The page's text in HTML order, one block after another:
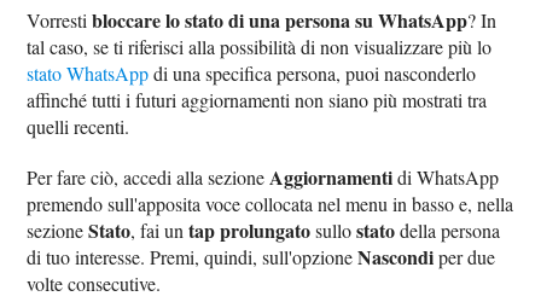
Vorrestibloccare lo stato di una persona su WhatsApp? In
tal caso, se ti riferisci alla possibilità di non visualizzare più lo
stato WhatsAppdi una specifica persona, puoi nasconderlo
affinché tutti i futuri aggiornamenti non siano più mostrati tra
quelli recenti.
Per fare ciò, accedi alla sezione Aggiornamentidi WhatsApp
premendo sull'apposita voce collocata nel menu in basso e, nella
sezioneStato, fai untap prolungatosullostatodella persona
di tuo interesse. Premi, quindi, sull'opzioneNascondiper due
volte consecutive.